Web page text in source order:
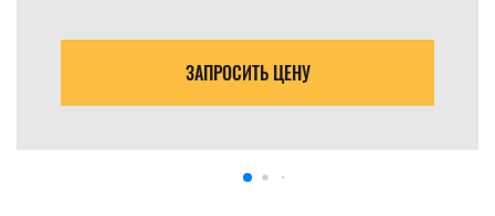
ЗАПРОСИТЬ ЦЕНУ